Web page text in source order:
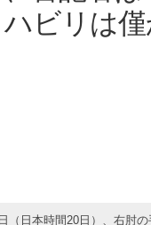
ビリは僅
（日本時間20日）、右肘